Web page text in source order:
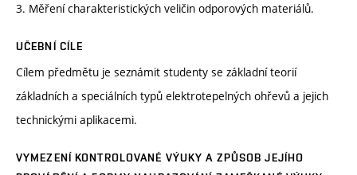
3. Měření charakteristických veličin odporových materiálů.
UČEBNÍ CÍLE
Cílem předmětu je seznámit studenty se základní teorií
základních a speciálních typů elektrotepelných ohřevů a jejich
technickými aplikacemi.
VYMEZENÍ KONTROLOVANÉ VÝUKY A ZPŮSOB JEJÍHO